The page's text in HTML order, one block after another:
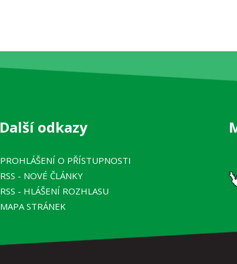
Další odkazy
PROHLÁŠENÍ O PŘÍSTUPNOSTI
RSS - NOVÉ ČLÁNKY
RSS - HLÁŠENÍ ROZHLASU
MAPA STRÁNEK